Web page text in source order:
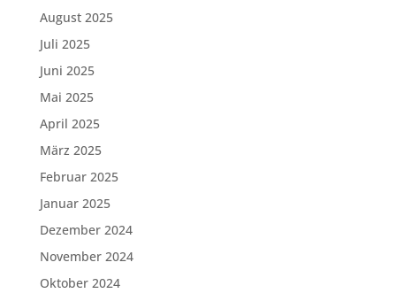
August 2025
Juli 2025
Juni 2025
Mai 2025
April 2025
März 2025
Februar 2025
Januar 2025
Dezember 2024
November 2024
Oktober 2024